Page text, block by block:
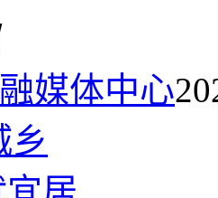
媒体中心